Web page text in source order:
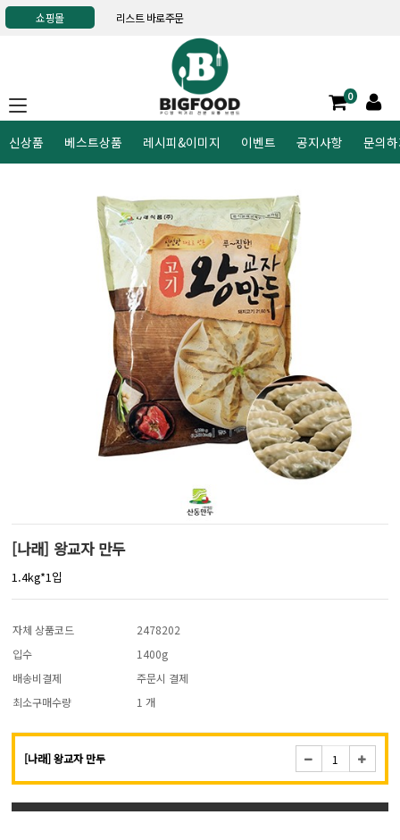
쇼핑몰 리스트 바로주문
0
신상품 베스트상품 레시피&이미지 이벤트 공지사항 문의
[나래] 왕교자 만두
1.4kg*1입
자체 상품코드
2478202
입수
1400g
배송비결제
주문시 결제
최소구매수량
1 개
[나래] 왕교자 만두